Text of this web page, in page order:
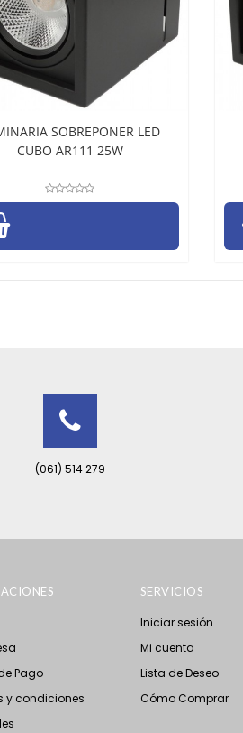
SOBREPONER LED
CUBO AR111 25W
(061) 514 279
Pago
y condiciones
SERVICIOS
Iniciar sesión
Mi cuenta
Lista de Deseo
Cómo Comprar